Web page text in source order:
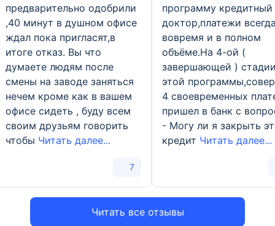
Читать все отзывы
предварительно одобрили
,40 минут в душном офисе
ждал пока пригласят,в
итоге отказ. Вы что
думаете людям после
смены на заводе заняться
нечем кроме как в вашем
офисе сидеть , буду всем
своим друзьям говорить
чтобы Читать далее...
7
программу кредитный
доктор,платежи
вовремя и в полном
объёме.На 4-ой (
завершающей )
этой
4 своевременных
пришел в банк с
- Могу ли я закрыть
кредит Читать далее...